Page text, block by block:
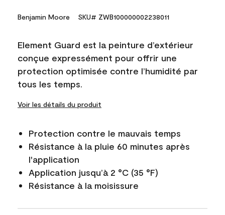
Benjamin Moore SKU# ZWB100000002238011
Element Guard est la peinture d’extérieur
conçue expressément pour offrir une
protection optimisée contre l’humidité par
tous les temps.
Voir les détails du produit
Protection contre le mauvais temps
Résistance à la pluie 60 minutes après
l'application
Application jusqu’à 2 °C (35 °F)
Résistance à la moisissure